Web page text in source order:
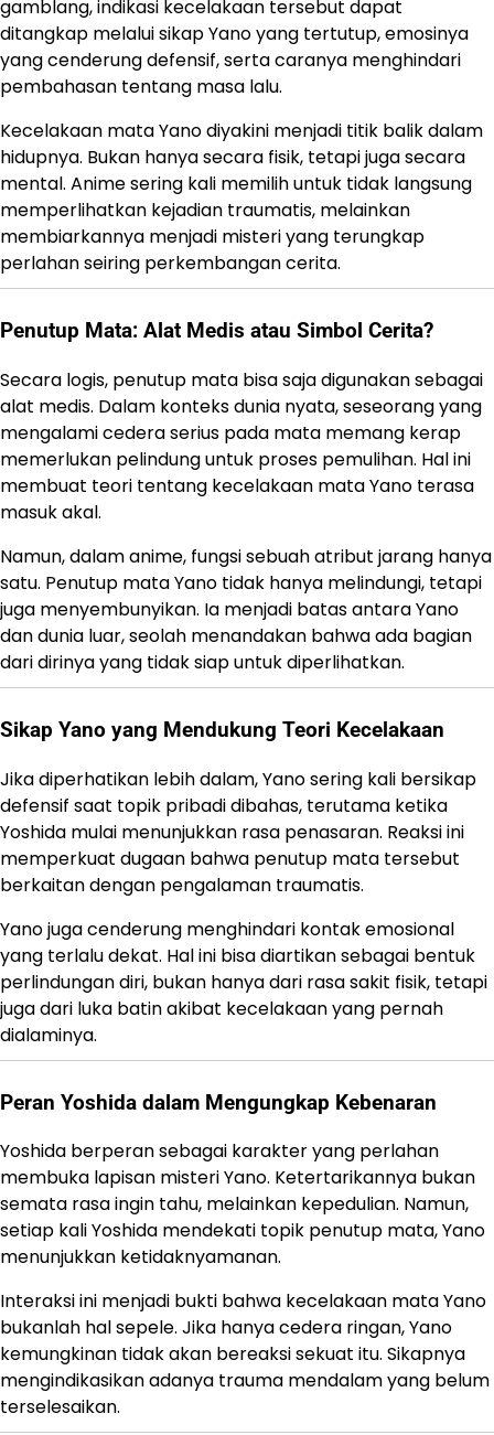
gamblang, indikasi kecelakaan tersebut dapat
ditangkap melalui sikap Yano yang tertutup, emosinya
yang cenderung defensif, serta caranya menghindari
pembahasan tentang masa lalu.
Kecelakaan mata Yano diyakini menjadi titik balik dalam
hidupnya. Bukan hanya secara fisik, tetapi juga secara
mental. Anime sering kali memilih untuk tidak langsung
memperlihatkan kejadian traumatis, melainkan
membiarkannya menjadi misteri yang terungkap
perlahan seiring perkembangan cerita.
Penutup Mata: Alat Medis atau Simbol Cerita?
Secara logis, penutup mata bisa saja digunakan sebagai
alat medis. Dalam konteks dunia nyata, seseorang yang
mengalami cedera serius pada mata memang kerap
memerlukan pelindung untuk proses pemulihan. Hal ini
membuat teori tentang kecelakaan mata Yano terasa
masuk akal.
Namun, dalam anime, fungsi sebuah atribut jarang hanya
satu. Penutup mata Yano tidak hanya melindungi, tetapi
juga menyembunyikan. Ia menjadi batas antara Yano
dan dunia luar, seolah menandakan bahwa ada bagian
dari dirinya yang tidak siap untuk diperlihatkan.
Sikap Yano yang Mendukung Teori Kecelakaan
Jika diperhatikan lebih dalam, Yano sering kali bersikap
defensif saat topik pribadi dibahas, terutama ketika
Yoshida mulai menunjukkan rasa penasaran. Reaksi ini
memperkuat dugaan bahwa penutup mata tersebut
berkaitan dengan pengalaman traumatis.
Yano juga cenderung menghindari kontak emosional
yang terlalu dekat. Hal ini bisa diartikan sebagai bentuk
perlindungan diri, bukan hanya dari rasa sakit fisik, tetapi
juga dari luka batin akibat kecelakaan yang pernah
dialaminya.
Peran Yoshida dalam Mengungkap Kebenaran
Yoshida berperan sebagai karakter yang perlahan
membuka lapisan misteri Yano. Ketertarikannya bukan
semata rasa ingin tahu, melainkan kepedulian. Namun,
setiap kali Yoshida mendekati topik penutup mata, Yano
menunjukkan ketidaknyamanan.
Interaksi ini menjadi bukti bahwa kecelakaan mata Yano
bukanlah hal sepele. Jika hanya cedera ringan, Yano
kemungkinan tidak akan bereaksi sekuat itu. Sikapnya
mengindikasikan adanya trauma mendalam yang belum
terselesaikan.